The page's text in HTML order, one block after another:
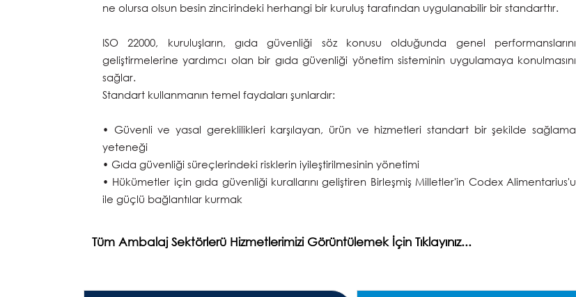
ne olursa olsun besin zincirindeki herhangi bir kuruluş tarafından uygulanabilir bir standarttır.
ISO 22000, kuruluşların, gıda güvenliği söz konusu olduğunda genel performanslarını
geliştirmelerine yardımcı olan bir gıda güvenliği yönetim sisteminin uygulamaya konulmasını
sağlar.
Standart kullanmanın temel faydaları şunlardır:
• Güvenli ve yasal gereklilikleri karşılayan, ürün ve hizmetleri standart bir şekilde sağlama
yeteneği
• Gıda güvenliği süreçlerindeki risklerin iyileştirilmesinin yönetimi
• Hükümetler için gıda güvenliği kurallarını geliştiren Birleşmiş Milletler'in Codex Alimentarius'u
ile güçlü bağlantılar kurmak
Tüm Ambalaj Sektörlerü Hizmetlerimizi Görüntülemek İçin Tıklayınız...